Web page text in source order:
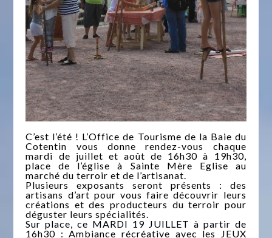
C’est l’été ! L’Office de Tourisme de la Baie du
Cotentin vous donne rendez-vous chaque
mardi de juillet et août de 16h30 à 19h30,
place de l’église à Sainte Mère Eglise au
marché du terroir et de l’artisanat.
Plusieurs exposants seront présents : des
artisans d’art pour vous faire découvrir leurs
créations et des producteurs du terroir pour
déguster leurs spécialités.
Sur place, ce MARDI 19 JUILLET à partir de
16h30 : Ambiance récréative avec les JEUX